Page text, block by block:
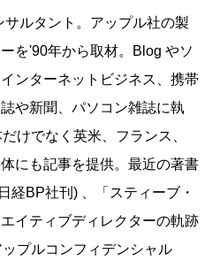
サルタント。アップル社の製
を'90年から取材。Blog やソ
ンターネットビジネス、携帯
や新聞、パソコン雑誌に執
けでなく英米、フランス、
にも記事を提供。最近の著書
経BP社刊) 、「スティーブ・
イティブディレクターの軌跡
プルコンフィデンシャル